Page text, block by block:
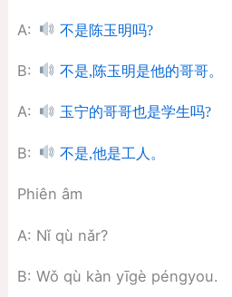
A: 不是陈玉明吗?
B: 不是,陈玉明是他的哥哥。
A: 玉宁的哥哥也是学生吗?
B: 不是,他是工人。
Phiên âm
A: Nǐ qù nǎr?
B: Wǒ qù kàn yīgè péngyou.